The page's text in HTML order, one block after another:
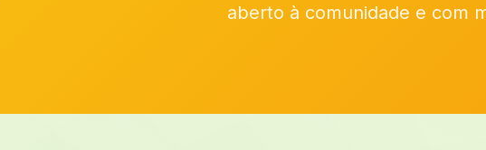
aberto à comunidade e com